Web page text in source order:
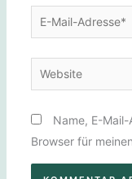
E-
Mail-
Adresse*
Website
Name, E-
Browser für